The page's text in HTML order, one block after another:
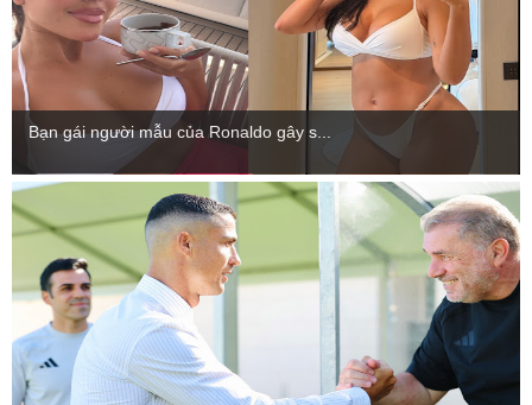
Bạn gái người mẫu của Ronaldo gây s...